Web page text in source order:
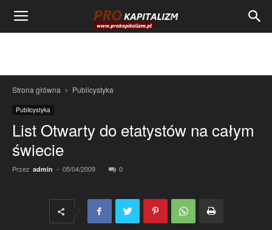
Strona główna Publicystyka
Publicystyka
List Otwarty do etatystów na całym
świecie
Przez admin - 05/04/2009 0